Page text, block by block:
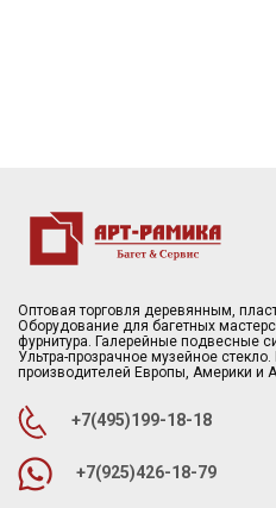
Оптовая торговля деревянным,
Оборудование для багетных
фурнитура. Галерейные подвесные
Ультра-прозрачное музейное
производителей Европы, Америки и
+7(495)199-18-18
+7(925)426-18-79